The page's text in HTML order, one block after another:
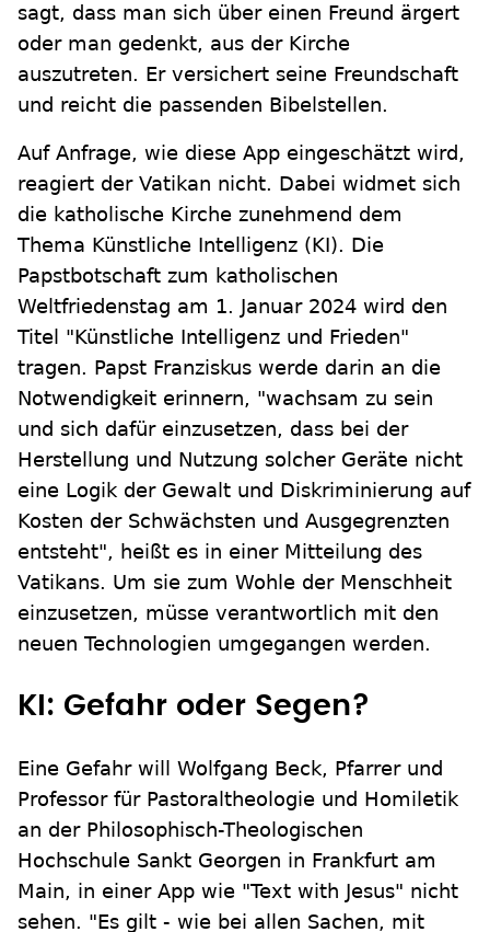
sagt, dass man sich über einen Freund ärgert
oder man gedenkt, aus der Kirche
auszutreten. Er versichert seine Freundschaft
und reicht die passenden Bibelstellen.
Auf Anfrage, wie diese App eingeschätzt wird,
reagiert der Vatikan nicht. Dabei widmet sich
die katholische Kirche zunehmend dem
Thema Künstliche Intelligenz (KI). Die
Papstbotschaft zum katholischen
Weltfriedenstag am 1. Januar 2024 wird den
Titel "Künstliche Intelligenz und Frieden"
tragen. Papst Franziskus werde darin an die
Notwendigkeit erinnern, "wachsam zu sein
und sich dafür einzusetzen, dass bei der
Herstellung und Nutzung solcher Geräte nicht
eine Logik der Gewalt und Diskriminierung auf
Kosten der Schwächsten und Ausgegrenzten
entsteht", heißt es in einer Mitteilung des
Vatikans. Um sie zum Wohle der Menschheit
einzusetzen, müsse verantwortlich mit den
neuen Technologien umgegangen werden.
KI: Gefahr oder Segen?
Eine Gefahr will Wolfgang Beck, Pfarrer und
Professor für Pastoraltheologie und Homiletik
an der Philosophisch-Theologischen
Hochschule Sankt Georgen in Frankfurt am
Main, in einer App wie "Text with Jesus" nicht
sehen. "Es gilt - wie bei allen Sachen, mit